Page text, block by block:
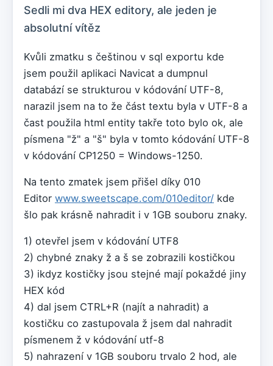
Sedli mi dva HEX editory, ale jeden je
absolutní vítěz
Kvůli zmatku s češtinou v sql exportu kde
jsem použil aplikaci Navicat a dumpnul
databází se strukturou v kódování UTF-8,
narazil jsem na to že část textu byla v UTF-8 a
čast použila html entity takře toto bylo ok, ale
písmena "ž" a "š" byla v tomto kódování UTF-8
v kódování CP1250 = Windows-1250.
Na tento zmatek jsem přišel díky 010
Editor www.sweetscape.com/010editor/ kde
šlo pak krásně nahradit i v 1GB souboru znaky.
1) otevřel jsem v kódování UTF8
2) chybné znaky ž a š se zobrazili kostičkou
3) ikdyz kostičky jsou stejné mají pokaždé jiny
HEX kód
4) dal jsem CTRL+R (najít a nahradit) a
kostičku co zastupovala ž jsem dal nahradit
písmenem ž v kódování utf-8
5) nahrazení v 1GB souboru trvalo 2 hod, ale